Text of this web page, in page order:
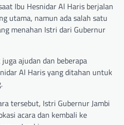
Ibu Hesnidar Al Haris berjalan
utama, namun ada salah satu
menahan Istri dari Gubernur
ajudan dan beberapa
Al Haris yang ditahan untuk
tersebut, Istri Gubernur Jambi
acara dan kembali ke